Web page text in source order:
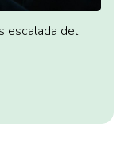
escalada del